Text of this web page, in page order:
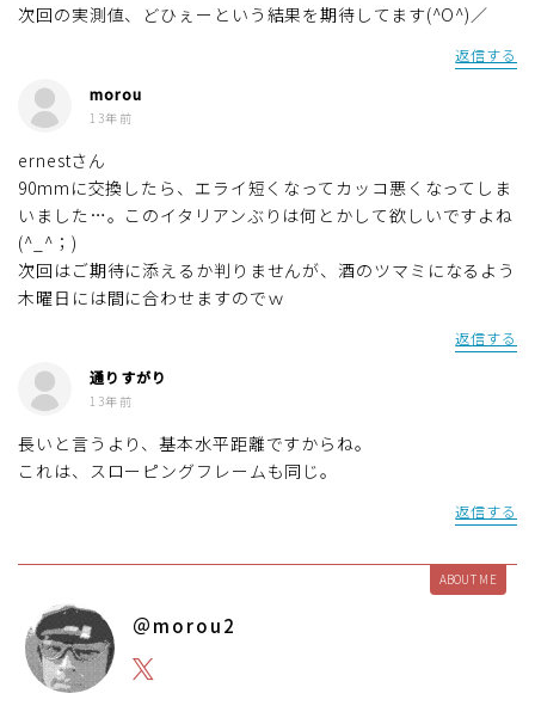
次回の実測値、どひぇーという結果を期待してます(^O^)／
返信する
morou
13年前
ernestさん
90mmに交換したら、エライ短くなってカッコ悪くなってしま
いました…。このイタリアンぶりは何とかして欲しいですよね
(^_^；)
次回はご期待に添えるか判りませんが、酒のツマミになるよう
木曜日には間に合わせますのでｗ
返信する
通りすがり
13年前
長いと言うより、基本水平距離ですからね。
これは、スローピングフレームも同じ。
返信する
ABOUT ME
＠morou2